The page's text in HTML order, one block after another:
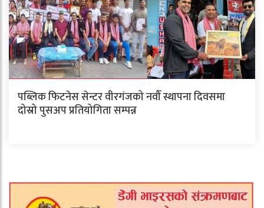
पब्लिक फिटनेस सेन्टर वीरगंजको नवौँ स्थापना दिवसमा
दोस्रो पुसअप प्रतियोगिता सम्पन्न